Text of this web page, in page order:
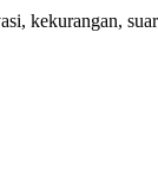
kekurangan,